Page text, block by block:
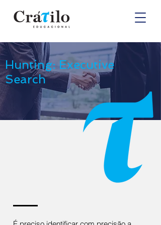
Hunting: Executive
Search